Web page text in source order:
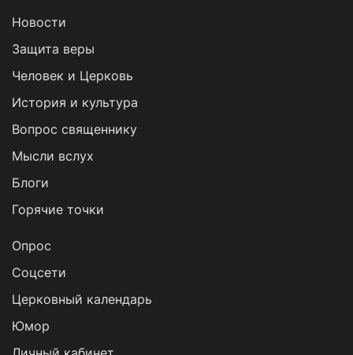
Новости
Защита веры
Человек и Церковь
История и культура
Вопрос священнику
Мысли вслух
Блоги
Горячие точки
Опрос
Cоцсети
Церковный календарь
Юмор